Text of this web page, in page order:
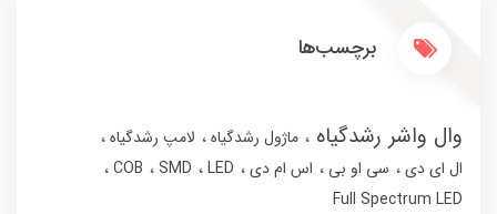
برچسب‌ها
وال واشر رشدگیاه ماژول رشدگیاه
لامپ رشدگیاه
ال ای دی
سی او بی اس ام دی LED
SMD
COB
Full Spectrum LED